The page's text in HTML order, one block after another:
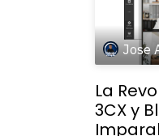
Jose
La
3CX y